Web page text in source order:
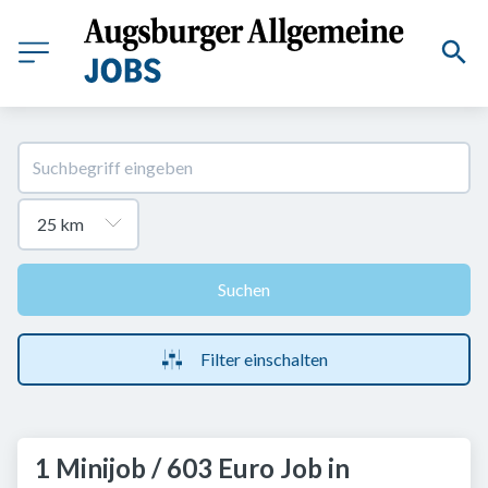
Suchen
Filter einschalten
1 Minijob / 603 Euro Job in